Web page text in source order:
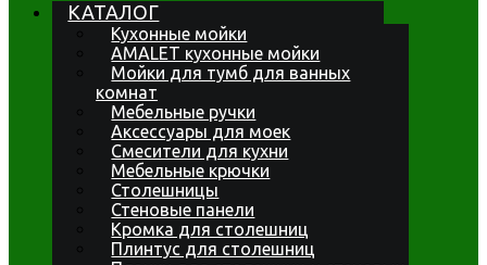
КАТАЛОГ
Кухонные мойки
AMALET кухонные мойки
Мойки для тумб для ванных
комнат
Мебельные ручки
Аксессуары для моек
Смесители для кухни
Мебельные крючки
Столешницы
Стеновые панели
Кромка для столешниц
Плинтус для столешниц